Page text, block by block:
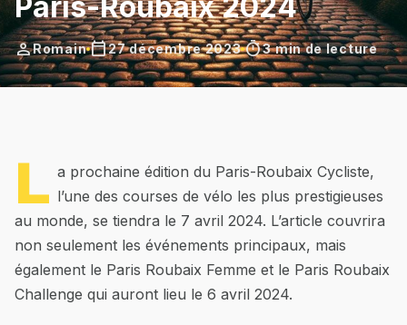
personRomain calendar_today27 décembre 2023 timer3 min de lecture
L a prochaine édition du Paris-Roubaix Cycliste,
l’une des courses de vélo les plus prestigieuses
au monde, se tiendra le 7 avril 2024. L’article couvrira
non seulement les événements principaux, mais
également le Paris Roubaix Femme et le Paris Roubaix
Challenge qui auront lieu le 6 avril 2024.